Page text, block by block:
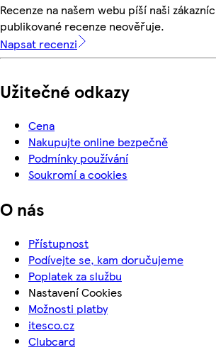
Recenze na našem webu píší naši
publikované recenze neověřuje.
Napsat recenzi
Užitečné odkazy
Cena
Nakupujte online bezpečně
Podmínky používání
Soukromí a cookies
O nás
Přístupnost
Podívejte se, kam doručujeme
Poplatek za službu
Nastavení Cookies
Možnosti platby
itesco.cz
Clubcard